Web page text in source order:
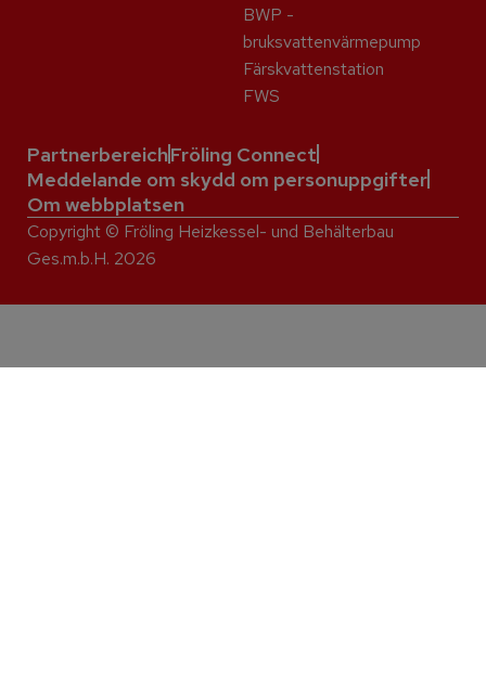
BWP -
bruksvattenvärmepump
Färskvattenstation
FWS
PartnerbereichFröling Connect
Meddelande om skydd om personuppgifter
Om webbplatsen
Copyright © Fröling Heizkessel- und Behälterbau
Ges.m.b.H. 2026